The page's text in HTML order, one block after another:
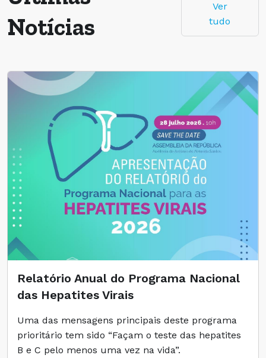
Notícias
Ver
tudo
Relatório Anual do Programa Nacional
das Hepatites Virais
Uma das mensagens principais deste programa
prioritário tem sido “Façam o teste das hepatites
B e C pelo menos uma vez na vida”.